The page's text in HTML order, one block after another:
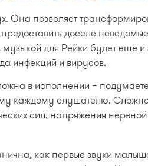
Она позволяет
доселе
для Рейки будет еще
инфекций и вирусов.
в исполнении –
каждому слушателю.
сил, напряжения
как первые звуки